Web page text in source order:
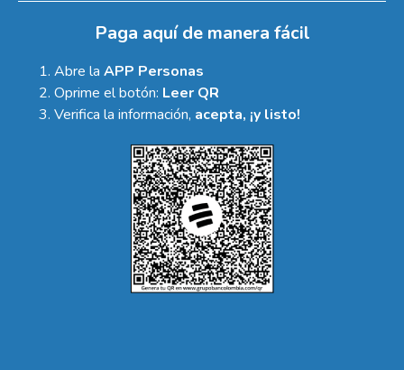
Paga aquí de manera fácil
Abre la APP Personas
Oprime el botón: Leer QR
Verifica la información, acepta, ¡y listo!